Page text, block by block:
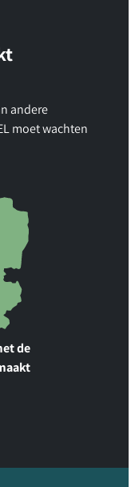
andere
moet wachten
de